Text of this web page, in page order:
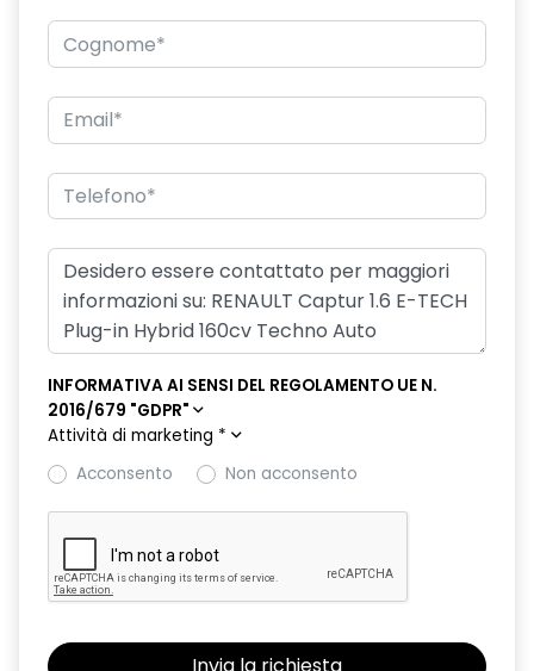
INFORMATIVA AI SENSI DEL REGOLAMENTO UE N.
2016/679 "GDPR"
Attività di marketing *
Acconsento
Non acconsento